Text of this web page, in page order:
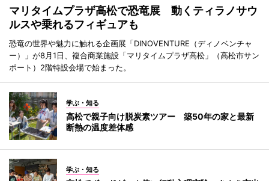
マリタイムプラザ高松で恐竜展 動くティラノサウ
ルスや乗れるフィギュアも
恐竜の世界や魅力に触れる企画展「DINOVENTURE（ディノベンチャ
ー）」が8月1日、複合商業施設「マリタイムプラザ高松」（高松市サン
ポート）2階特設会場で始まった。
学ぶ・知る
高松で親子向け脱炭素ツアー 築50年の家と最新
断熱の温度差体感
学ぶ・知る